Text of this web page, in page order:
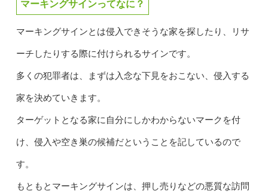
マーキングサインってなに？
マーキングサインとは侵入できそうな家を探したり、リサ
ーチしたりする際に付けられるサインです。
多くの犯罪者は、まずは入念な下見をおこない、侵入する
家を決めていきます。
ターゲットとなる家に自分にしかわからないマークを付
け、侵入や空き巣の候補だということを記しているので
す。
もともとマーキングサインは、押し売りなどの悪質な訪問